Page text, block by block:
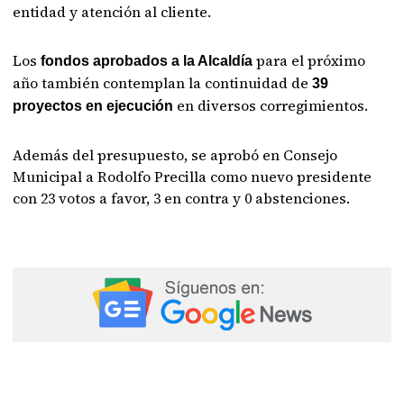
entidad y atención al cliente.
Losfondos aprobados a la Alcaldíapara el próximo
año también contemplan la continuidad de 39
proyectos en ejecución en diversos corregimientos.
Además del presupuesto, se aprobó en Consejo
Municipal a Rodolfo Precilla como nuevo presidente
con 23 votos a favor, 3 en contra y 0 abstenciones.